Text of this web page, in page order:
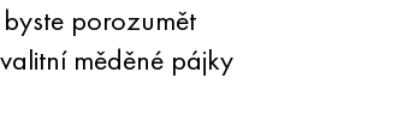
porozumět
měděné pájky